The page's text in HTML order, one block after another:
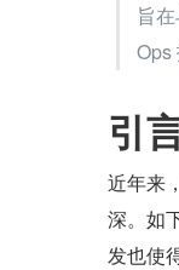
旨
Ops
引
近年来
深。如
发也使